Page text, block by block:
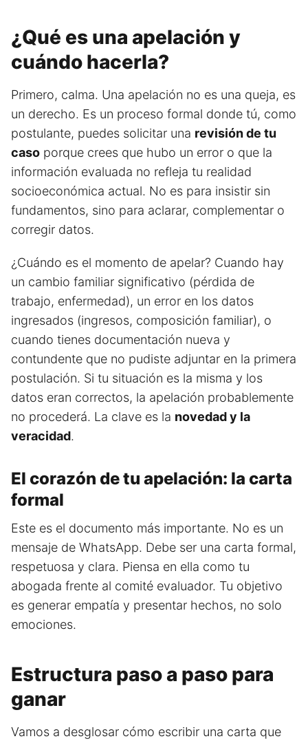
¿Qué es una apelación y
cuándo hacerla?
Primero, calma. Una apelación no es una queja, es
un derecho. Es un proceso formal donde tú, como
postulante, puedes solicitar una revisión de tu
caso porque crees que hubo un error o que la
información evaluada no refleja tu realidad
socioeconómica actual. No es para insistir sin
fundamentos, sino para aclarar, complementar o
corregir datos.
¿Cuándo es el momento de apelar? Cuando hay
un cambio familiar significativo (pérdida de
trabajo, enfermedad), un error en los datos
ingresados (ingresos, composición familiar), o
cuando tienes documentación nueva y
contundente que no pudiste adjuntar en la primera
postulación. Si tu situación es la misma y los
datos eran correctos, la apelación probablemente
no procederá. La clave es la novedad y la
veracidad.
El corazón de tu apelación: la carta
formal
Este es el documento más importante. No es un
mensaje de WhatsApp. Debe ser una carta formal,
respetuosa y clara. Piensa en ella como tu
abogada frente al comité evaluador. Tu objetivo
es generar empatía y presentar hechos, no solo
emociones.
Estructura paso a paso para
ganar
Vamos a desglosar cómo escribir una carta que